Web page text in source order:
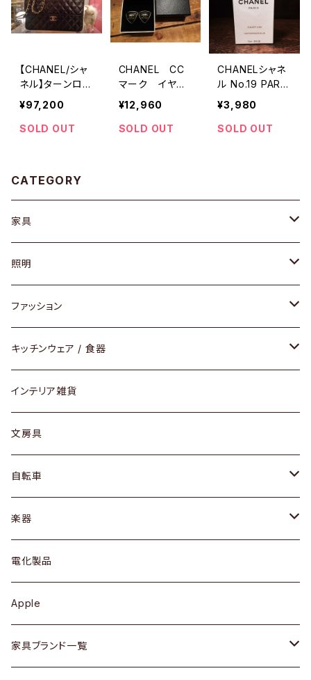
【CHANEL/シャ
ネル】ターンロッ
クマトラッセ チ
ェーンショルダー
バッグ
¥97,200
SOLD OUT
CHANEL CC
マーク イヤリ
ング
¥12,960
SOLD OUT
CHANELシャネ
ル No.19 PARF
UM VAPORISA
TEUR 7.5ml
¥3,980
SOLD OUT
CATEGORY
家具
ソファ / ベンチ
チェア / スツール
ダイニングセット / ダイニングテーブル
ローテーブル / サイドテーブル
デスク / コンソール
ドレッサー
シェルフ
キュリオケース / 飾り棚
カップボード / 食器棚
チェスト
照明
ペンダントライト
テーブルランプ / デスクスタンド
フロアライト
ファッション
アクセサリー
リング
ピアス / イヤリング
財布
バッグ
アウター
トップス
ワンピース
ボトムス
靴
キッチンウェア / 食器
グラス / タンブラー
カップ / マグ
プレート / ボウル
カトラリー
ケトル / ティーポット
鍋 / フライパン
Vintage / ヴィンテージ
インテリア雑貨
文房具
自転車
dahon
楽器
ギター
ベース
その他楽器
電化製品
Apple
家具ブランド一覧